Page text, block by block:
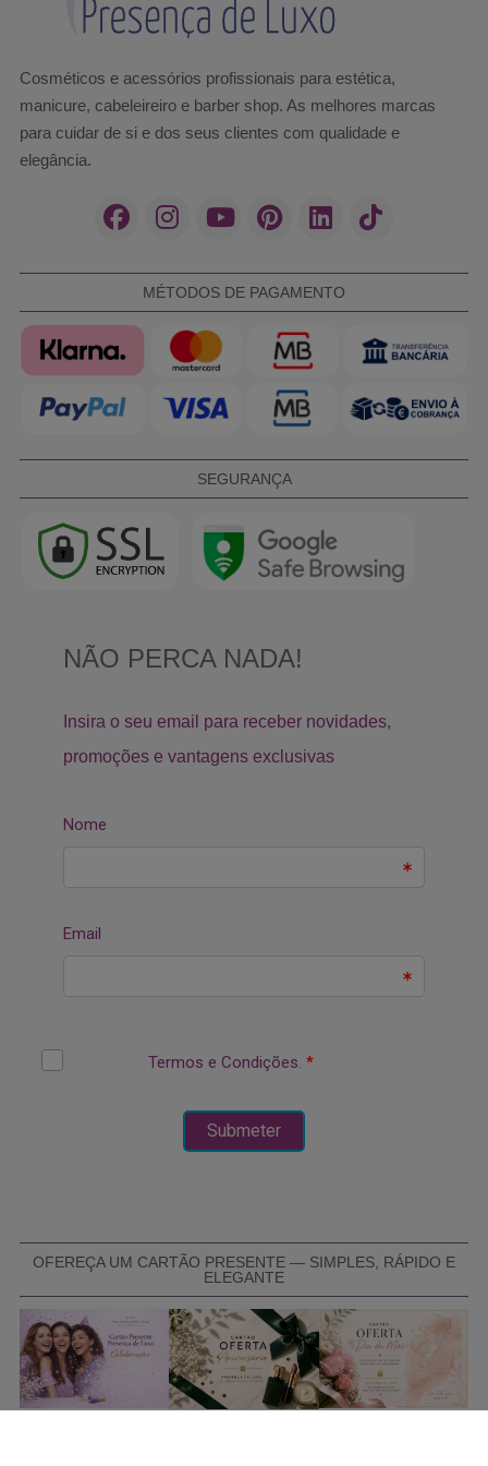
Cosméticos e acessórios profissionais para estética,
manicure, cabeleireiro e barber shop. As melhores marcas
para cuidar de si e dos seus clientes com qualidade e
elegância.
MÉTODOS DE PAGAMENTO
SEGURANÇA
OFEREÇA UM CARTÃO PRESENTE — SIMPLES, RÁPIDO E
ELEGANTE